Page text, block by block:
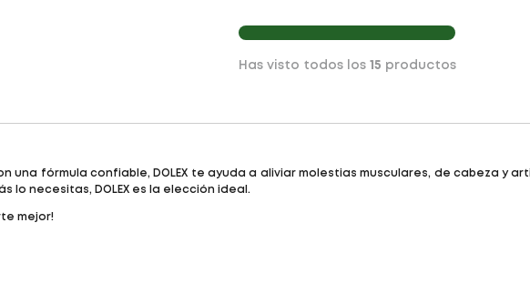
Has visto todos los 15 productos
una fórmula confiable, DOLEX te ayuda a aliviar molestias musculares, de cabeza y
lo necesitas, DOLEX es la elección ideal.
mejor!